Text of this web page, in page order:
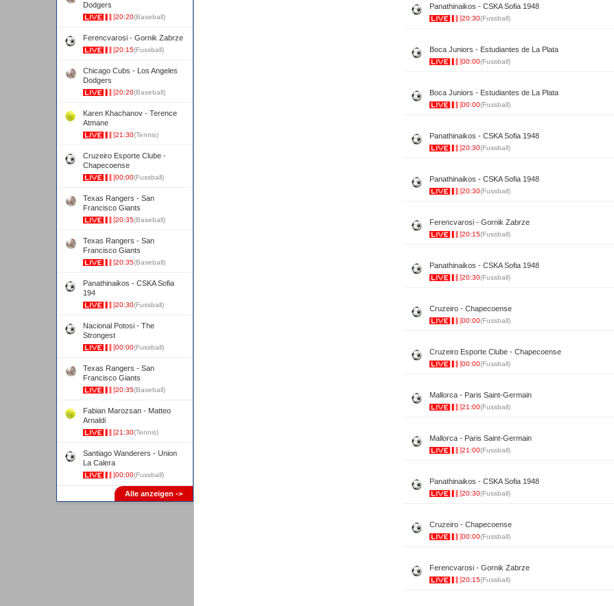
Dodgers
20:20(Baseball)
Ferencvarosi - Gornik Zabrze
20:15(Fussball)
Chicago Cubs - Los Angeles
Dodgers
20:20(Baseball)
Karen Khachanov - Terence
Atmane
21:30(Tennis)
Cruzeiro Esporte Clube -
Chapecoense
00:00(Fussball)
Texas Rangers - San
Francisco Giants
20:35(Baseball)
Texas Rangers - San
Francisco Giants
20:35(Baseball)
Panathinaikos - CSKA Sofia
194
20:30(Fussball)
Nacional Potosi - The
Strongest
00:00(Fussball)
Texas Rangers - San
Francisco Giants
20:35(Baseball)
Fabian Marozsan - Matteo
Arnaldi
21:30(Tennis)
Santiago Wanderers - Union
La Calera
00:00(Fussball)
Alle anzeigen ->
Panathinaikos - CSKA Sofia 1948
20:30(Fussball)
Boca Juniors - Estudiantes de La Plata
00:00(Fussball)
Boca Juniors - Estudiantes de La Plata
00:00(Fussball)
Panathinaikos - CSKA Sofia 1948
20:30(Fussball)
Panathinaikos - CSKA Sofia 1948
20:30(Fussball)
Ferencvarosi - Gornik Zabrze
20:15(Fussball)
Panathinaikos - CSKA Sofia 1948
20:30(Fussball)
Cruzeiro - Chapecoense
00:00(Fussball)
Cruzeiro Esporte Clube - Chapecoense
00:00(Fussball)
Mallorca - Paris Saint-Germain
21:00(Fussball)
Mallorca - Paris Saint-Germain
21:00(Fussball)
Panathinaikos - CSKA Sofia 1948
20:30(Fussball)
Cruzeiro - Chapecoense
00:00(Fussball)
Ferencvarosi - Gornik Zabrze
20:15(Fussball)